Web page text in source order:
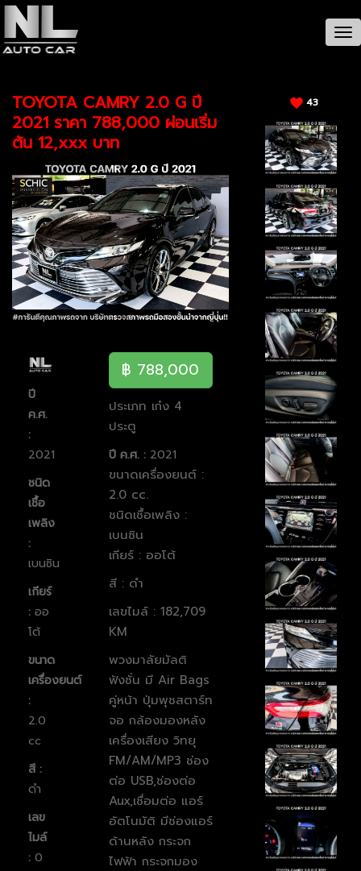
TOYOTA CAMRY 2.0 G ปี
2021 ราคา 788,000 ผ่อนเริ่ม
ต้น 12,xxx บาท
ปี
ค.ศ.
:
2021
ชนิด
เชื้อ
เพลิง
:
เบนซิน
เกียร์
: ออ
โต้
ขนาด
เครื่องยนต์
:
2.0
cc
สี :
ดำ
เลข
ไมล์
: 0
฿ 788,000
ประเภท เก๋ง 4
ประตู
ปี ค.ศ. : 2021
ขนาดเครื่องยนต์ :
2.0 cc.
ชนิดเชื้อเพลิง :
เบนซิน
เกียร์ : ออโต้
สี : ดำ
เลขไมล์ : 182,709
KM
พวงมาลัยมัลติ
ฟังชั่น มี Air Bags
คู่หน้า ปุ่มพุชสตาร์ท
จอ กล้องมองหลัง
เครื่องเสียง วิทยุ
FM/AM/MP3 ช่อง
ต่อ USB,ช่องต่อ
Aux,เชื่อมต่อ แอร์
อัตโนมัติ มีช่องแอร์
ด้านหลัง กระจก
ไฟฟ้า กระจกมอง
43